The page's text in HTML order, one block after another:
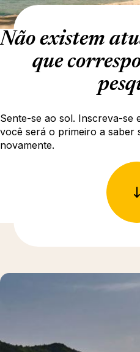
Não existem
que
Sente-se ao sol. Inscreva-se
você será o primeiro a saber
novamente.